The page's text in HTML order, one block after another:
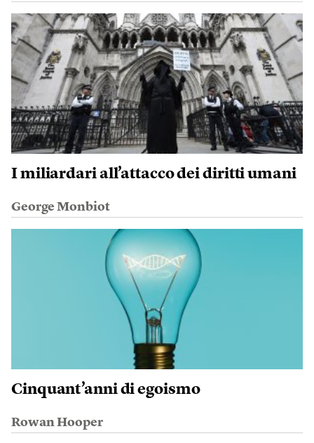
I miliardari all’attacco dei diritti umani
George Monbiot
Cinquant’anni di egoismo
Rowan Hooper